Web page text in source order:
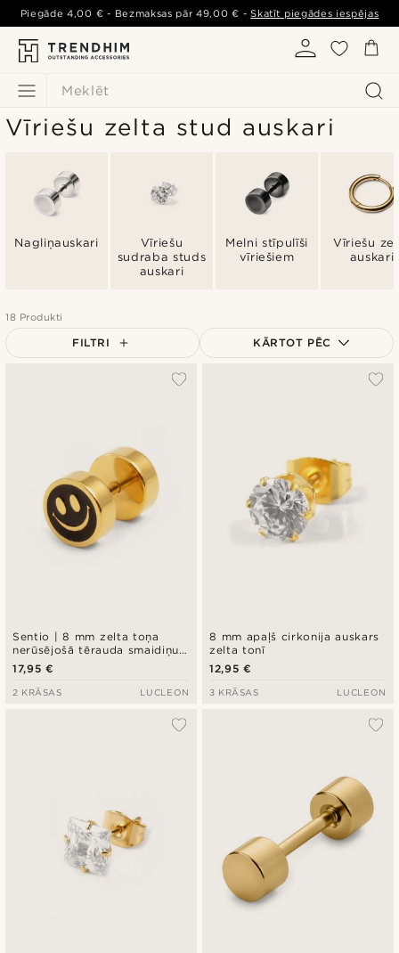
Meklēt
Piegāde4,00 € - Bezmaksas pār49,00 € -Skatīt piegādes iespējas
Vīriešu zelta stud auskari
Nagliņauskari
Vīriešu
sudraba studs
auskari
Melni stīpulīši
vīriešiem
Vīriešu
auskari
18 Produkti
FILTRI KĀRTOT PĒC
Sentio | 8 mm zelta toņa
nerūsējošā tērauda smaidiņu
auskars
17,95 €
2 KRĀSAS LUCLEON
8 mm apaļš cirkonija auskars
zelta tonī
12,95 €
3 KRĀSAS LUCLEON